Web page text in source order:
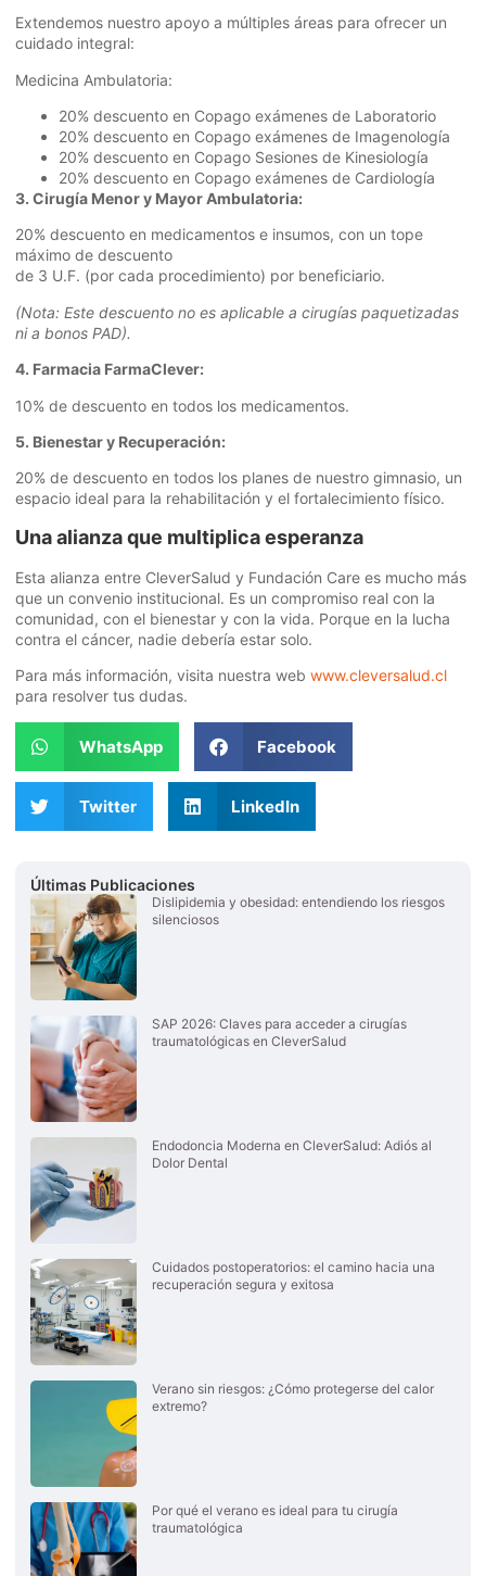
Extendemos nuestro apoyo a múltiples áreas para ofrecer un
cuidado integral:
Medicina Ambulatoria:
20% descuento en Copago exámenes de Laboratorio
20% descuento en Copago exámenes de Imagenología
20% descuento en Copago Sesiones de Kinesiología
20% descuento en Copago exámenes de Cardiología
3. Cirugía Menor y Mayor Ambulatoria:
20% descuento en medicamentos e insumos, con un tope
máximo de descuento
de 3 U.F. (por cada procedimiento) por beneficiario.
(Nota: Este descuento no es aplicable a cirugías paquetizadas
ni a bonos PAD).
4. Farmacia FarmaClever:
10% de descuento en todos los medicamentos.
5. Bienestar y Recuperación:
20% de descuento en todos los planes de nuestro gimnasio, un
espacio ideal para la rehabilitación y el fortalecimiento físico.
Una alianza que multiplica esperanza
Esta alianza entre CleverSalud y Fundación Care es mucho más
que un convenio institucional. Es un compromiso real con la
comunidad, con el bienestar y con la vida. Porque en la lucha
contra el cáncer, nadie debería estar solo.
Para más información, visita nuestra web www.cleversalud.cl
para resolver tus dudas.
WhatsApp Facebook
Twitter LinkedIn
Últimas Publicaciones
Dislipidemia y obesidad: entendiendo los riesgos
silenciosos
SAP 2026: Claves para acceder a cirugías
traumatológicas en CleverSalud
Endodoncia Moderna en CleverSalud: Adiós al
Dolor Dental
Cuidados postoperatorios: el camino hacia una
recuperación segura y exitosa
Verano sin riesgos: ¿Cómo protegerse del calor
extremo?
Por qué el verano es ideal para tu cirugía
traumatológica